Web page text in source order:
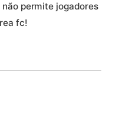
permite jogadores
fc!